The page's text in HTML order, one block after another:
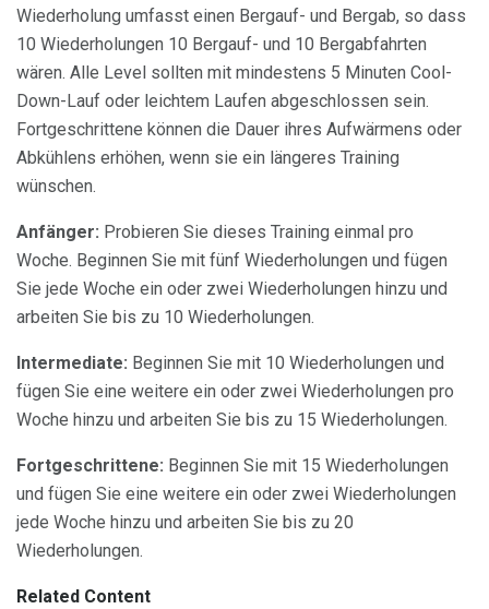
Wiederholung umfasst einen Bergauf- und Bergab, so dass
10 Wiederholungen 10 Bergauf- und 10 Bergabfahrten
wären. Alle Level sollten mit mindestens 5 Minuten Cool-
Down-Lauf oder leichtem Laufen abgeschlossen sein.
Fortgeschrittene können die Dauer ihres Aufwärmens oder
Abkühlens erhöhen, wenn sie ein längeres Training
wünschen.
Anfänger: Probieren Sie dieses Training einmal pro
Woche. Beginnen Sie mit fünf Wiederholungen und fügen
Sie jede Woche ein oder zwei Wiederholungen hinzu und
arbeiten Sie bis zu 10 Wiederholungen.
Intermediate: Beginnen Sie mit 10 Wiederholungen und
fügen Sie eine weitere ein oder zwei Wiederholungen pro
Woche hinzu und arbeiten Sie bis zu 15 Wiederholungen.
Fortgeschrittene: Beginnen Sie mit 15 Wiederholungen
und fügen Sie eine weitere ein oder zwei Wiederholungen
jede Woche hinzu und arbeiten Sie bis zu 20
Wiederholungen.
Related Content